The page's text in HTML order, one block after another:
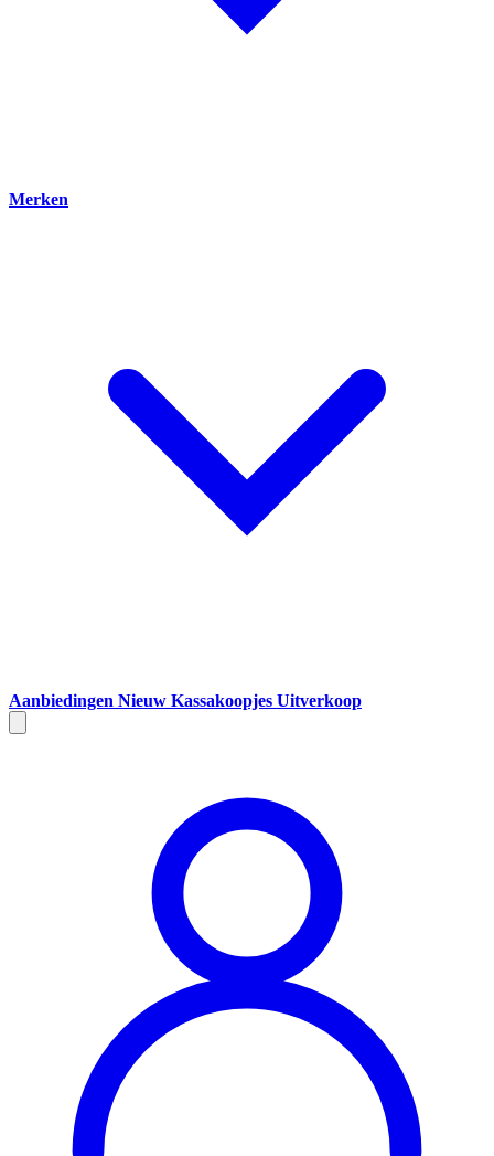
Merken
Aanbiedingen Nieuw Kassakoopjes Uitverkoop